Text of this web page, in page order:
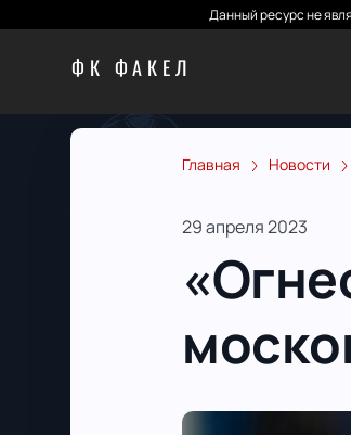
Данный ресурс не
ФК ФАКЕЛ
Главная Новости
29 апреля 2023